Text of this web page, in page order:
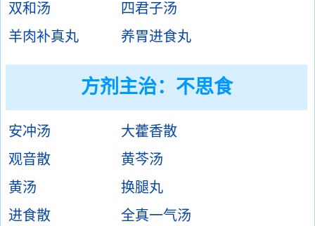
双和汤
四君子汤
羊肉补真丸
养胃进食丸
方剂主治： 不思食
安冲汤
大藿香散
观音散
黄芩汤
黄汤
换腿丸
进食散
全真一气汤